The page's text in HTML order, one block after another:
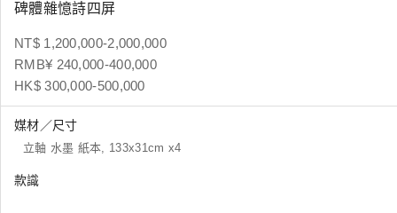
碑體雜憶詩四屏
NT$ 1,200,000-2,000,000
RMB¥ 240,000-400,000
HK$ 300,000-500,000
媒材／尺寸
立軸 水墨 紙本, 133x31cm x4
款識